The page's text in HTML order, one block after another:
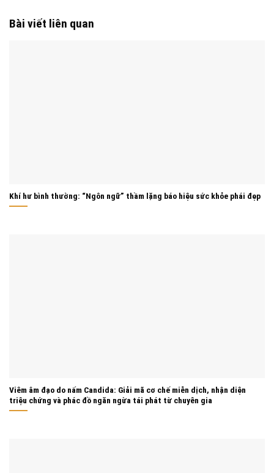
Bài viết liên quan
Khí hư bình thường: “Ngôn ngữ” thầm lặng báo hiệu sức khỏe phái đẹp
Viêm âm đạo do nấm Candida: Giải mã cơ chế miễn dịch, nhận diện
triệu chứng và phác đồ ngăn ngừa tái phát từ chuyên gia